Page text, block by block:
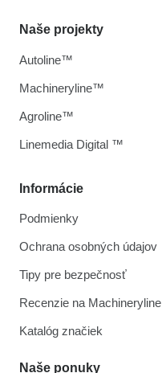
Informácie
Podmienky
Ochrana osobných údajov
Tipy pre bezpečnosť
Recenzie na Machineryline
Katalóg značiek
Naše ponuky
Naše projekty
Autoline™
Machineryline™
Agroline™
Linemedia Digital ™